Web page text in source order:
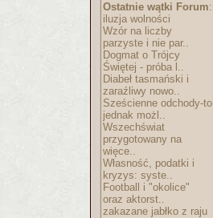
Ostatnie wątki Forum:
iluzja wolności
Wzór na liczby
parzyste i nie par..
Dogmat o Trójcy
Świętej - próba l..
Diabeł tasmański i
zaraźliwy nowo..
Sześcienne odchody-to
jednak możl..
Wszechświat
przygotowany na
więce..
Własność, podatki i
kryzys: syste..
Football i "okolice"
oraz aktorst..
zakazane jabłko z raju